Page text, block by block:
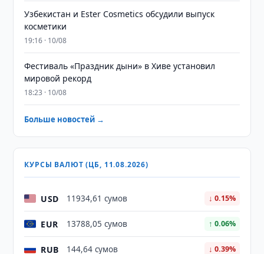
Узбекистан и Ester Cosmetics обсудили выпуск
косметики
19:16 · 10/08
Фестиваль «Праздник дыни» в Хиве установил
мировой рекорд
18:23 · 10/08
Больше новостей →
КУРСЫ ВАЛЮТ (ЦБ, 11.08.2026)
USD 11934,61 сумов ↓ 0.15%
EUR 13788,05 сумов ↑ 0.06%
RUB 144,64 сумов ↓ 0.39%